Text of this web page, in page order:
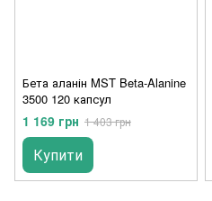
Бета аланін MST Beta-Alanine
3500 120 капсул
1 169 грн 1 403 грн
Купити